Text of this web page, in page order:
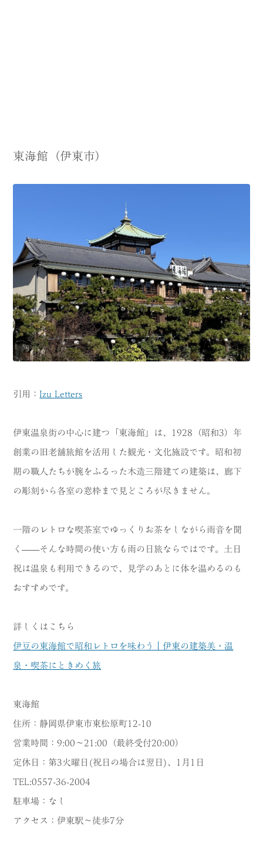
東海館（伊東市）
引用： Izu Letters
伊東温泉街の中心に建つ「東海館」は、1928（昭和3）年
創業の旧老舗旅館を活用した観光・文化施設です。昭和初
期の職人たちが腕をふるった木造三階建ての建築は、廊下
の彫刻から各室の窓枠まで見どころが尽きません。
一階のレトロな喫茶室でゆっくりお茶をしながら雨音を聞
く——そんな時間の使い方も雨の日旅ならではです。土日
祝は温泉も利用できるので、見学のあとに体を温めるのも
おすすめです。
詳しくはこちら
伊豆の東海館で昭和レトロを味わう｜伊東の建築美・温
泉・喫茶にときめく旅
東海館
住所：静岡県伊東市東松原町12-10
営業時間：9:00～21:00（最終受付20:00）
定休日：第3火曜日(祝日の場合は翌日)、1月1日
TEL:0557-36-2004
駐車場：なし
アクセス：伊東駅～徒歩7分